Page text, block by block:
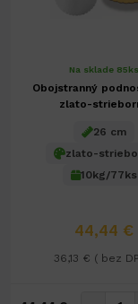
Na sklade 85ks
Obojstranný
zlato-
26 cm
zlato-
10kg/77ks
44,44 €
36,13 € ( bez